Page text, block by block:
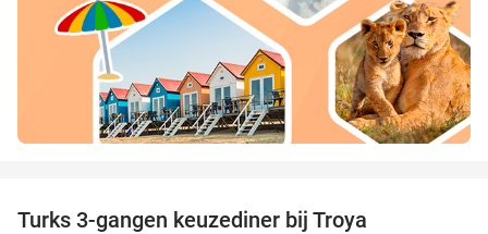
Turks 3-gangen keuzediner bij Troya